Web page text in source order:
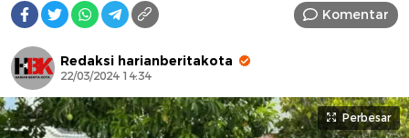
AFN BEAUTY LUXURY Komentar
Redaksi harianberitakota
22/03/2024 14:34
Perbesar